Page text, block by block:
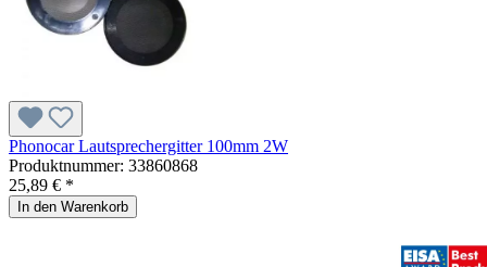
Phonocar Lautsprechergitter 100mm 2W
Produktnummer: 33860868
25,89 € *
In den Warenkorb